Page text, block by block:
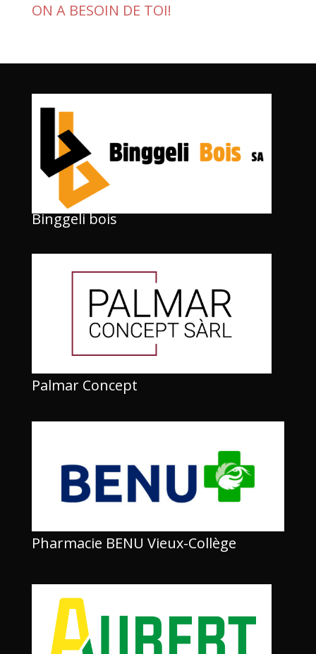
ON A BESOIN DE TOI!
Binggeli bois
Palmar Concept
Pharmacie BENU Vieux-Collège